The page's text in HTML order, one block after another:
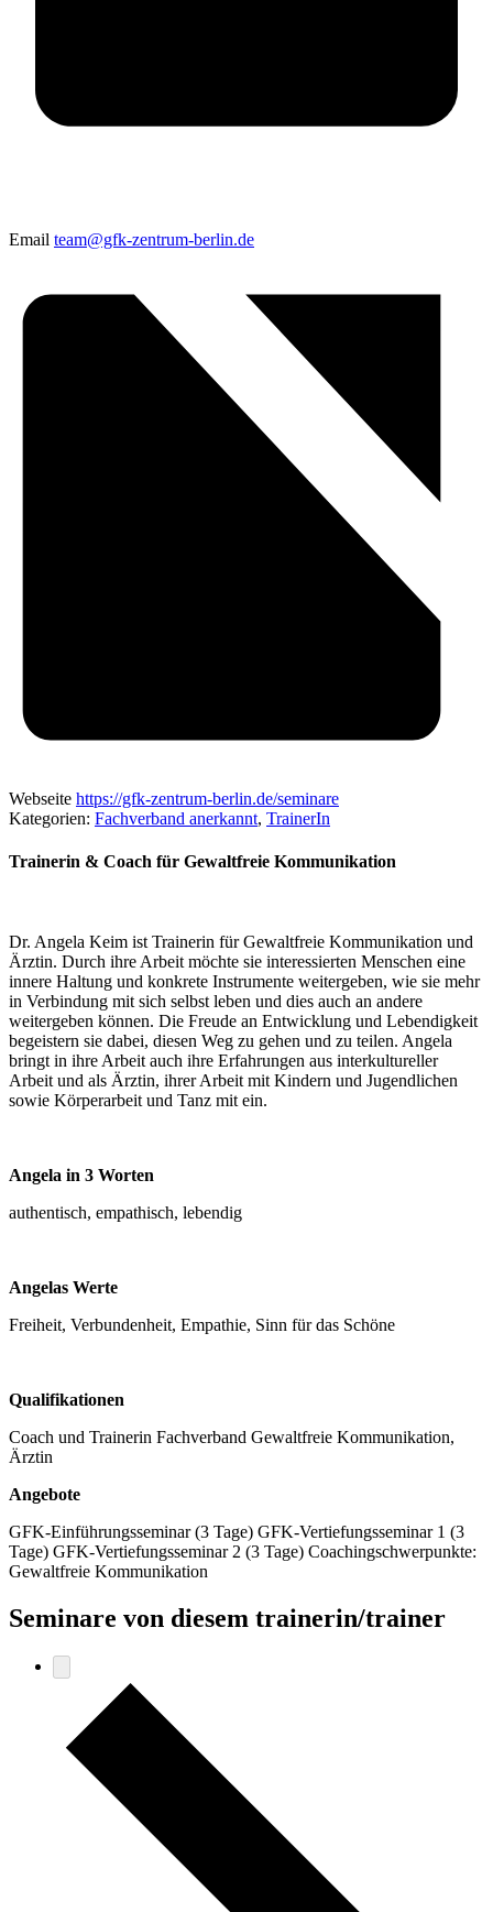
Email team@gfk-zentrum-berlin.de
Webseite https://gfk-zentrum-berlin.de/seminare
Kategorien: Fachverband anerkannt, TrainerIn
Trainerin & Coach für Gewaltfreie Kommunikation
Dr. Angela Keim ist Trainerin für Gewaltfreie Kommunikation und
Ärztin. Durch ihre Arbeit möchte sie interessierten Menschen eine
innere Haltung und konkrete Instrumente weitergeben, wie sie mehr
in Verbindung mit sich selbst leben und dies auch an andere
weitergeben können. Die Freude an Entwicklung und Lebendigkeit
begeistern sie dabei, diesen Weg zu gehen und zu teilen. Angela
bringt in ihre Arbeit auch ihre Erfahrungen aus interkultureller
Arbeit und als Ärztin, ihrer Arbeit mit Kindern und Jugendlichen
sowie Körperarbeit und Tanz mit ein.
Angela in 3 Worten
authentisch, empathisch, lebendig
Angelas Werte
Freiheit, Verbundenheit, Empathie, Sinn für das Schöne
Qualifikationen
Coach und Trainerin Fachverband Gewaltfreie Kommunikation,
Ärztin
Angebote
GFK-Einführungsseminar (3 Tage) GFK-Vertiefungsseminar 1 (3
Tage) GFK-Vertiefungsseminar 2 (3 Tage) Coachingschwerpunkte:
Gewaltfreie Kommunikation
Seminare von diesem trainerin/trainer